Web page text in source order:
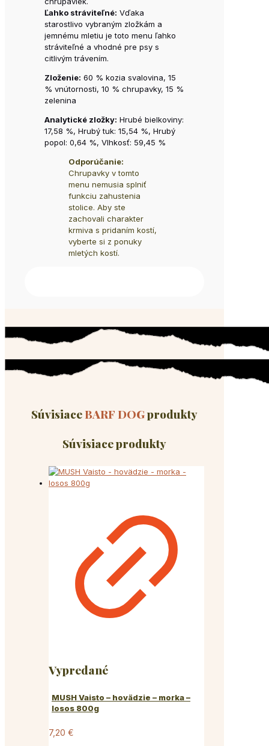
Ľahko stráviteľné: Vďaka
starostlivo vybraným zložkám a
jemnému mletiu je toto menu ľahko
stráviteľné a vhodné pre psy s
citlivým trávením.
Zloženie: 60 % kozia svalovina, 15
% vnútornosti, 10 % chrupavky, 15 %
zelenina
Analytické zložky: Hrubé bielkoviny:
17,58 %, Hrubý tuk: 15,54 %, Hrubý
popol: 0,64 %, Vlhkosť: 59,45 %
Odporúčanie:
Chrupavky v tomto
menu nemusia splniť
funkciu zahustenia
stolice. Aby ste
zachovali charakter
krmiva s pridaním kostí,
vyberte si z ponuky
mletých kostí.
SúvisiaceBARF DOGprodukty
Súvisiace produkty
Vypredané
MUSH Vaisto – hovädzie – morka –
losos 800g
7,20 €